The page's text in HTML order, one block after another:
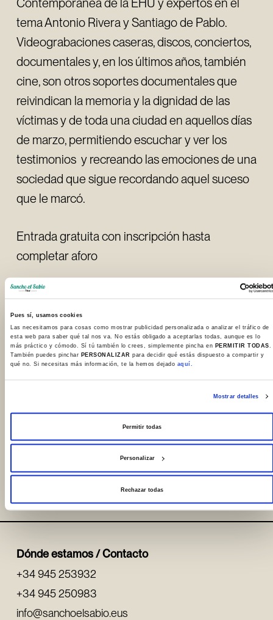
Pues sí, usamos cookies
Las necesitamos para cosas como mostrar publicidad personalizada o analizar el tráfico de
esta web para saber qué tal nos va. No estás obligado a aceptarlas todas, aunque es lo
más práctico y cómodo. Sí tú también lo crees, simplemente pincha en PERMITIR TODAS
También puedes pinchar PERSONALIZAR para decidir qué estás dispuesto a compartir y
qué no. Si necesitas más información, te la hemos dejado aquí.
Mostrar detalles
Permitir todas
Personalizar
Rechazar todas
Contemporánea de la EHU y expertos en el
tema Antonio Rivera y Santiago de Pablo.
Videograbaciones caseras, discos, conciertos,
documentales y, en los últimos años, también
cine, son otros soportes documentales que
reivindican la memoria y la dignidad de las
víctimas y de toda una ciudad en aquellos días
de marzo, permitiendo escuchar y ver los
testimonios y recreando las emociones de una
sociedad que sigue recordando aquel suceso
que le marcó.
Entrada gratuita con inscripción hasta
completar aforo
[imagen: Llach, Lluis. Campanades a morts.
Madrid : Movieplay , 1977.
https://catalogo.sanchoelsabio.eus/Record/
Compartir
Dónde estamos / Contacto
+34 945 253932
+34 945 250983
info@sanchoelsabio.eus